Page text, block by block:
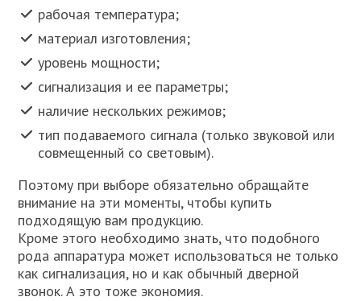
рабочая температура;
материал изготовления;
уровень мощности;
сигнализация и ее параметры;
наличие нескольких режимов;
тип подаваемого сигнала (только звуковой или
совмещенный со световым).
Поэтому при выборе обязательно обращайте
внимание на эти моменты, чтобы купить
подходящую вам продукцию.
Кроме этого необходимо знать, что подобного
рода аппаратура может использоваться не только
как сигнализация, но и как обычный дверной
звонок. А это тоже экономия.